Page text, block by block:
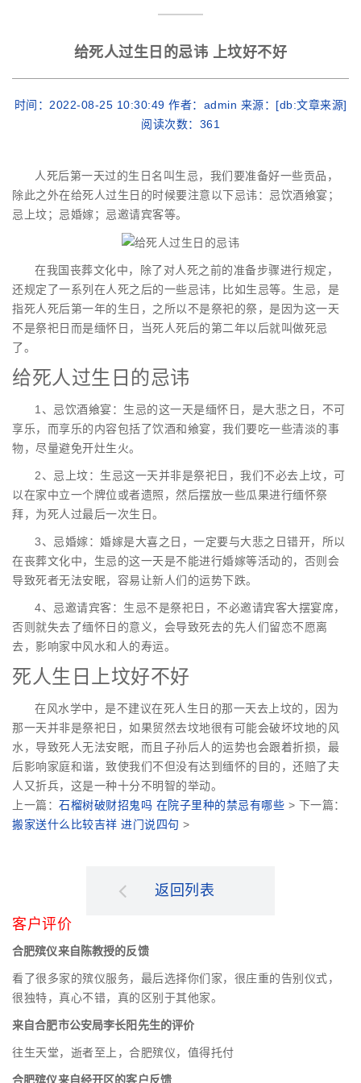
给死人过生日的忌讳 上坟好不好
时间：2022-08-25 10:30:49 作者：admin 来源：[db:文章来源]
阅读次数： 361
人死后第一天过的生日名叫生忌，我们要准备好一些贡品，
除此之外在给死人过生日的时候要注意以下忌讳：忌饮酒飨宴；
忌上坟；忌婚嫁；忌邀请宾客等。
在我国丧葬文化中，除了对人死之前的准备步骤进行规定，
还规定了一系列在人死之后的一些忌讳，比如生忌等。生忌，是
指死人死后第一年的生日，之所以不是祭祀的祭，是因为这一天
不是祭祀日而是缅怀日，当死人死后的第二年以后就叫做死忌
了。
给死人过生日的忌讳
1、忌饮酒飨宴：生忌的这一天是缅怀日，是大悲之日，不可
享乐，而享乐的内容包括了饮酒和飨宴，我们要吃一些清淡的事
物，尽量避免开灶生火。
2、忌上坟：生忌这一天并非是祭祀日，我们不必去上坟，可
以在家中立一个牌位或者遗照，然后摆放一些瓜果进行缅怀祭
拜，为死人过最后一次生日。
3、忌婚嫁：婚嫁是大喜之日，一定要与大悲之日错开，所以
在丧葬文化中，生忌的这一天是不能进行婚嫁等活动的，否则会
导致死者无法安眠，容易让新人们的运势下跌。
4、忌邀请宾客：生忌不是祭祀日，不必邀请宾客大摆宴席，
否则就失去了缅怀日的意义，会导致死去的先人们留恋不愿离
去，影响家中风水和人的寿运。
死人生日上坟好不好
在风水学中，是不建议在死人生日的那一天去上坟的，因为
那一天并非是祭祀日，如果贸然去坟地很有可能会破坏坟地的风
水，导致死人无法安眠，而且子孙后人的运势也会跟着折损，最
后影响家庭和谐，致使我们不但没有达到缅怀的目的，还赔了夫
人又折兵，这是一种十分不明智的举动。
上一篇： 石榴树破财招鬼吗 在院子里种的禁忌有哪些 > 下一篇：
搬家送什么比较吉祥 进门说四句 >
返回列表
客户评价
合肥殡仪来自陈教授的反馈
看了很多家的殡仪服务，最后选择你们家，很庄重的告别仪式，
很独特，真心不错，真的区别于其他家。
来自合肥市公安局李长阳先生的评价
往生天堂，逝者至上，合肥殡仪，值得托付
合肥殡仪来自经开区的客户反馈